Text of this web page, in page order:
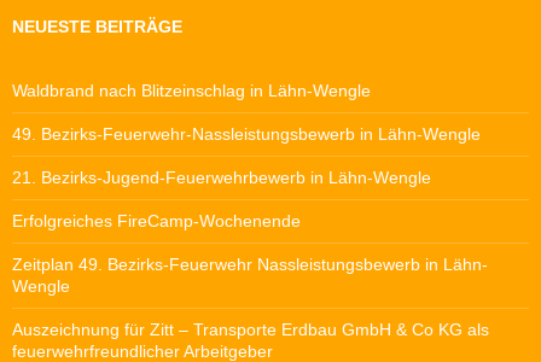
NEUESTE BEITRÄGE
Waldbrand nach Blitzeinschlag in Lähn-Wengle
49. Bezirks-Feuerwehr-Nassleistungsbewerb in Lähn-Wengle
21. Bezirks-Jugend-Feuerwehrbewerb in Lähn-Wengle
Erfolgreiches FireCamp-Wochenende
Zeitplan 49. Bezirks-Feuerwehr Nassleistungsbewerb in Lähn-
Wengle
Auszeichnung für Zitt – Transporte Erdbau GmbH & Co KG als
feuerwehrfreundlicher Arbeitgeber